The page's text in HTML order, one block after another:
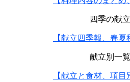
四季の献
【献立四季報、春夏
献立別一
【献立と食材、項目